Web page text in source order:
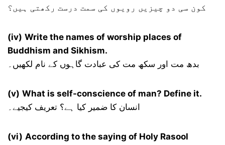
کون سی دو چیزیں رویوں کی سمت درست رکھتی ہیں؟
(iv) Write the names of worship places of
Buddhism and Sikhism.
بدھ مت اور سکھ مت کی عبادت گاہوں کے نام لکھیں۔
(v) What is self-conscience of man? Define it.
انسان کا ضمیر کیا ہے؟ تعریف کیجیے۔
(vi) According to the saying of Holy Rasool